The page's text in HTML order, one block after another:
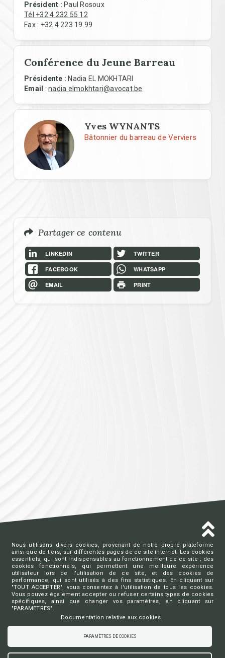
Yves WYNANTS
Bâtonnier du barreau de Verviers
Partager ce contenu
LINKEDIN TWITTER
FACEBOOK WHATSAPP
EMAIL PRINT
Président : Paul Rosoux
Tél +32 4 232 55 12
Fax : +32 4 223 19 99
Conférence du Jeune Barreau
Présidente : Nadia EL MOKHTARI
Email
: nadia.elmokhtari@avocat.be
AVOCATS.BE
Ordre des barreaux francophones
et germanophone de Belgique
Charte vie privée
Déclaration vie privée aide juridique de 2ème ligne
Déclaration vie privée DP-A Access
Préférences de cookies
Nous utilisons divers cookies, provenant de notre propre plateforme
ainsi que de tiers, sur différentes pages de ce site internet. Les cookies
essentiels, qui sont indispensables au fonctionnement de ce site ; des
cookies fonctionnels, qui permettent une meilleure expérience
utilisateur lors de l'utilisation de ce site, et des cookies de
performance, qui sont utilisés à des fins statistiques. En cliquant sur
"TOUT ACCEPTER", vous consentez à l'utilisation de tous les cookies.
Vous pouvez également accepter ou refuser certains types de cookies
spécifiques, ainsi que changer vos paramètres, en cliquant sur
"PARAMETRES".
Documentation relative aux cookies
PARAMÈTRES DE COOKIES